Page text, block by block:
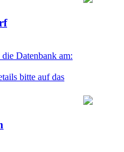
Datenbank am:
bitte auf das